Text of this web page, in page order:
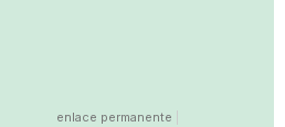
enlace permanente